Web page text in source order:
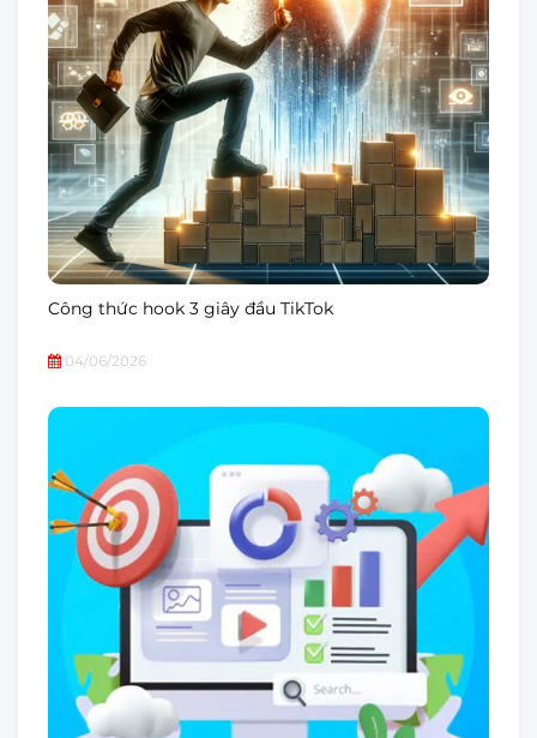
Công thức hook 3 giây đầu TikTok
04/06/2026